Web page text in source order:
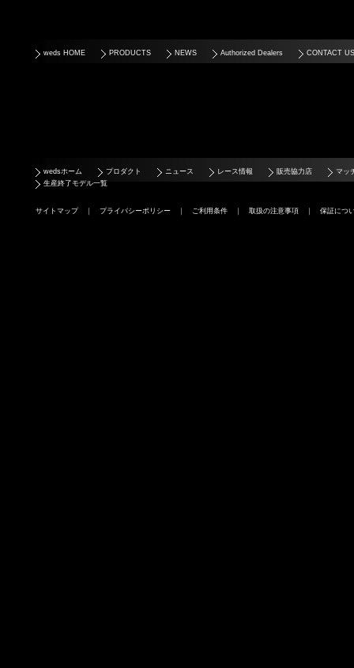
weds HOME PRODUCTS NEWS Authorized Dealers CONTACT US
wedsホーム プロダクト ニュース レース情報 販売協力店
マッ
生産終了モデル一覧
サイトマップ｜ プライバシーポリシー ｜ ご利用条件 ｜ 取扱の注意事項 ｜ 保証につ